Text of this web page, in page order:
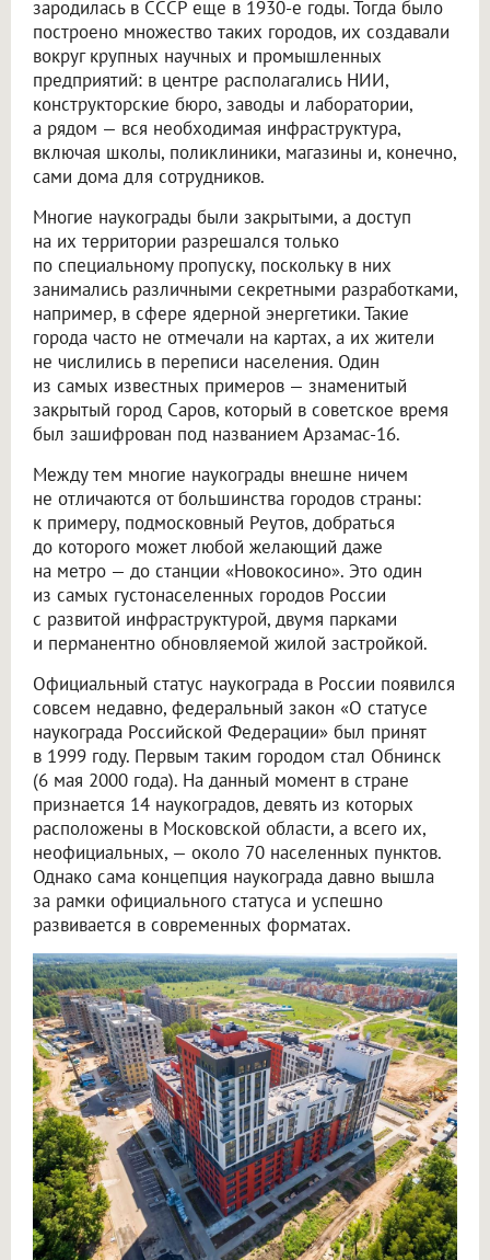
зародилась в СССР еще в 1930-е годы. Тогда было
построено множество таких городов, их создавали
вокруг крупных научных и промышленных
предприятий: в центре располагались НИИ,
конструкторские бюро, заводы и лаборатории,
а рядом — вся необходимая инфраструктура,
включая школы, поликлиники, магазины и, конечно,
сами дома для сотрудников.
Многие наукограды были закрытыми, а доступ
на их территории разрешался только
по специальному пропуску, поскольку в них
занимались различными секретными разработками,
например, в сфере ядерной энергетики. Такие
города часто не отмечали на картах, а их жители
не числились в переписи населения. Один
из самых известных примеров — знаменитый
закрытый город Саров, который в советское время
был зашифрован под названием Арзамас-16.
Между тем многие наукограды внешне ничем
не отличаются от большинства городов страны:
к примеру, подмосковный Реутов, добраться
до которого может любой желающий даже
на метро — до станции «Новокосино». Это один
из самых густонаселенных городов России
с развитой инфраструктурой, двумя парками
и перманентно обновляемой жилой застройкой.
Официальный статус наукограда в России появился
совсем недавно, федеральный закон «О статусе
наукограда Российской Федерации» был принят
в 1999 году. Первым таким городом стал Обнинск
(6 мая 2000 года). На данный момент в стране
признается 14 наукоградов, девять из которых
расположены в Московской области, а всего их,
неофициальных, — около 70 населенных пунктов.
Однако сама концепция наукограда давно вышла
за рамки официального статуса и успешно
развивается в современных форматах.